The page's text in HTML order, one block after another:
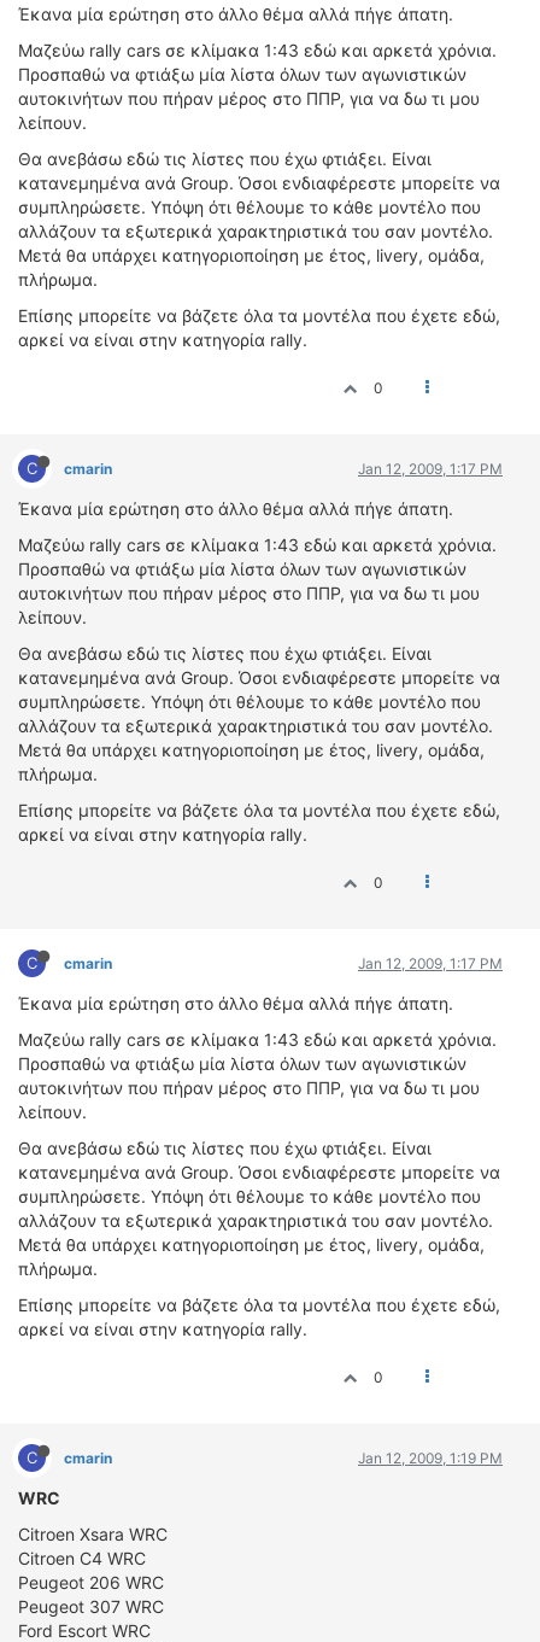
Έκανα μία ερώτηση στο άλλο θέμα αλλά πήγε άπατη.
Μαζεύω rally cars σε κλίμακα 1:43 εδώ και αρκετά χρόνια.
Προσπαθώ να φτιάξω μία λίστα όλων των αγωνιστικών
αυτοκινήτων που πήραν μέρος στο ΠΠP, για να δω τι μου
λείπουν.
Θα ανεβάσω εδώ τις λίστες που έχω φτιάξει. Είναι
κατανεμημένα ανά Group. Όσοι ενδιαφέρεστε μπορείτε να
συμπληρώσετε. Υπόψη ότι θέλουμε το κάθε μοντέλο που
αλλάζουν τα εξωτερικά χαρακτηριστικά του σαν μοντέλο.
Μετά θα υπάρχει κατηγοριοποίηση με έτος, livery, ομάδα,
πλήρωμα.
Επίσης μπορείτε να βάζετε όλα τα μοντέλα που έχετε εδώ,
αρκεί να είναι στην κατηγορία rally.
0
C cmarin Jan 12, 2009, 1:17 PM
Έκανα μία ερώτηση στο άλλο θέμα αλλά πήγε άπατη.
Μαζεύω rally cars σε κλίμακα 1:43 εδώ και αρκετά χρόνια.
Προσπαθώ να φτιάξω μία λίστα όλων των αγωνιστικών
αυτοκινήτων που πήραν μέρος στο ΠΠP, για να δω τι μου
λείπουν.
Θα ανεβάσω εδώ τις λίστες που έχω φτιάξει. Είναι
κατανεμημένα ανά Group. Όσοι ενδιαφέρεστε μπορείτε να
συμπληρώσετε. Υπόψη ότι θέλουμε το κάθε μοντέλο που
αλλάζουν τα εξωτερικά χαρακτηριστικά του σαν μοντέλο.
Μετά θα υπάρχει κατηγοριοποίηση με έτος, livery, ομάδα,
πλήρωμα.
Επίσης μπορείτε να βάζετε όλα τα μοντέλα που έχετε εδώ,
αρκεί να είναι στην κατηγορία rally.
0
C cmarin Jan 12, 2009, 1:17 PM
Έκανα μία ερώτηση στο άλλο θέμα αλλά πήγε άπατη.
Μαζεύω rally cars σε κλίμακα 1:43 εδώ και αρκετά χρόνια.
Προσπαθώ να φτιάξω μία λίστα όλων των αγωνιστικών
αυτοκινήτων που πήραν μέρος στο ΠΠP, για να δω τι μου
λείπουν.
Θα ανεβάσω εδώ τις λίστες που έχω φτιάξει. Είναι
κατανεμημένα ανά Group. Όσοι ενδιαφέρεστε μπορείτε να
συμπληρώσετε. Υπόψη ότι θέλουμε το κάθε μοντέλο που
αλλάζουν τα εξωτερικά χαρακτηριστικά του σαν μοντέλο.
Μετά θα υπάρχει κατηγοριοποίηση με έτος, livery, ομάδα,
πλήρωμα.
Επίσης μπορείτε να βάζετε όλα τα μοντέλα που έχετε εδώ,
αρκεί να είναι στην κατηγορία rally.
0
C cmarin Jan 12, 2009, 1:19 PM
WRC
Citroen Xsara WRC
Citroen C4 WRC
Peugeot 206 WRC
Peugeot 307 WRC
Ford Escort WRC
ΟΔΟΙΠΟΡΙΚΑ
VIDEO
4TTV
ΝΕΑ ΜΟΝΤΕΛΑ
ΑΓΩΝΕΣ
CANDID CAMERA
ΤΕΧΝΟΛΟΓΙΑ
ΕΙΔΗΣΕΙΣ – ΠΑΡΟΥΣΙΑΣΕΙΣ
ΑΓΩΝΕΣ
FORMULA 1
WRC
ΔΙΕΘΝΕΙΣ ΑΓΩΝΕΣ
ΕΛΛΗΝΙΚΟΙ ΑΓΩΝΕΣ
ΤΙΜΕΣ
4T CLASSIC
ΜΟΝΤΕΛΑ
ΚΑΤΑΣΚΕΥΑΣΤΕΣ
ΑΓΩΝΙΣΤΙΚΑ ΑΥΤΟΚΙΝΗΤΑ
ΠΡΟΣΦΟΡΕΣ
ΜΕΤΑΧΕΙΡΙΣΜΕΝΑ
2ΤΡΟΧΟΙ
ΟΔΗΓΟΥΜΕ
ΕΠΙΚΑΙΡΟΤΗΤΑ
ΑΓΩΝΕΣ
CLASSIC
ΑΡΧΕΙΟ ΤΕΥΧΩΝ